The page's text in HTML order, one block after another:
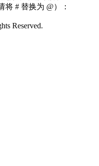
# 替换为 @）：
Reserved.